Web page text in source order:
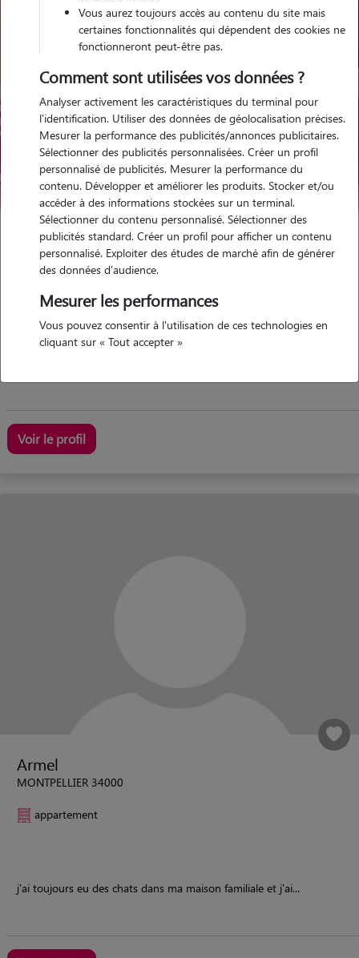
Lola
Montpellier 34000
Voir le profil
Armel
MONTPELLIER 34000
appartement
j'ai toujours eu des chats dans ma maison familiale et j'ai...
Vous aurez toujours accès au contenu du site mais
certaines fonctionnalités qui dépendent des cookies ne
fonctionneront peut-être pas.
Comment sont utilisées vos données ?
Analyser activement les caractéristiques du terminal pour
l'identification. Utiliser des données de géolocalisation précises.
Mesurer la performance des publicités/annonces publicitaires.
Sélectionner des publicités personnalisées. Créer un profil
personnalisé de publicités. Mesurer la performance du
contenu. Développer et améliorer les produits. Stocker et/ou
accéder à des informations stockées sur un terminal.
Sélectionner du contenu personnalisé. Sélectionner des
publicités standard. Créer un profil pour afficher un contenu
personnalisé. Exploiter des études de marché afin de générer
des données d'audience.
Mesurer les performances
Vous pouvez consentir à l'utilisation de ces technologies en
cliquant sur « Tout accepter »